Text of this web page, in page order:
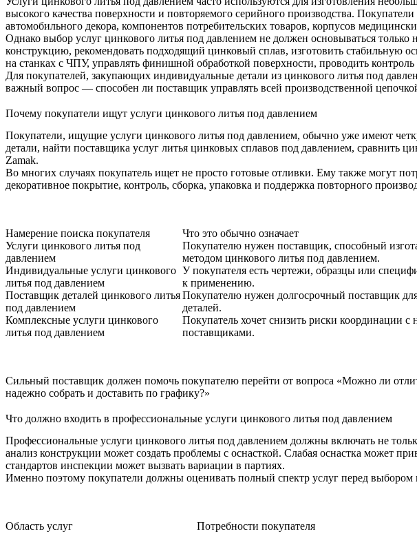
высокого качества поверхности и повторяемого серийного производства.
автомобильного декора, компонентов потребительских товаров, корпусов
Однако выбор услуг цинкового литья под давлением не должен основываться
конструкцию, рекомендовать подходящий цинковый сплав, изготовить стабильную
на станках с ЧПУ, управлять финишной обработкой поверхности, проводить
Для покупателей, закупающих индивидуальные детали из цинкового литья под
важный вопрос — способен ли поставщик управлять всей производственной
Почему покупатели ищут услуги цинкового литья под давлением
Покупатели, ищущие услуги цинкового литья под давлением, обычно уже имеют
детали, найти поставщика услуг литья цинковых сплавов под давлением, сравнить
Zamak.
Во многих случаях покупатель ищет не просто готовые отливки. Ему также могут
декоративное покрытие, контроль, сборка, упаковка и поддержка повторного
Намерение поиска покупателя Что это обычно означает
Услуги цинкового литья под
давлением
Покупателю нужен поставщик, способный
методом цинкового литья под давлением.
Индивидуальные услуги цинкового
литья под давлением
У покупателя есть чертежи, образцы или
к применению.
Поставщик деталей цинкового литья
под давлением
Покупателю нужен долгосрочный поставщик
деталей.
Комплексные услуги цинкового
литья под давлением
Покупатель хочет снизить риски координации с
поставщиками.
Сильный поставщик должен помочь покупателю перейти от вопроса «Можно ли
надежно собрать и доставить по графику?»
Что должно входить в профессиональные услуги цинкового литья под давлением
Профессиональные услуги цинкового литья под давлением должны включать не
анализ конструкции может создать проблемы с оснасткой. Слабая оснастка может
стандартов инспекции может вызвать вариации в партиях.
Именно поэтому покупатели должны оценивать полный спектр услуг перед выбором
Область услуг Потребности покупателя